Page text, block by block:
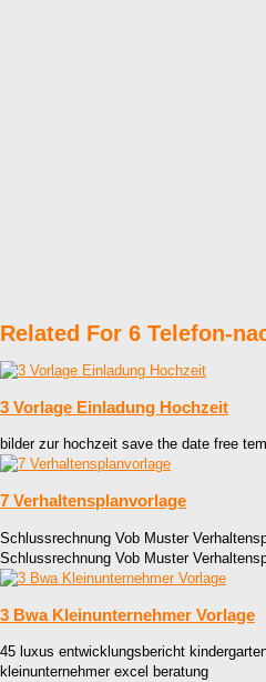
Related For 6 Telefon-
3 Vorlage Einladung Hochzeit
bilder zur hochzeit save the date free
7 Verhaltensplanvorlage
Schlussrechnung Vob Muster
Schlussrechnung Vob Muster
3 Bwa Kleinunternehmer Vorlage
45 luxus entwicklungsbericht
kleinunternehmer excel beratung